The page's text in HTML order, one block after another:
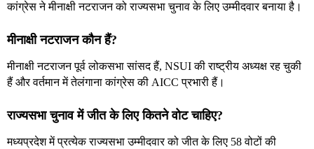
कांग्रेस ने मीनाक्षी नटराजन को राज्यसभा चुनाव के लिए उम्मीदवार बनाया है।
मीनाक्षी नटराजन कौन हैं?
मीनाक्षी नटराजन पूर्व लोकसभा सांसद हैं, NSUI की राष्ट्रीय अध्यक्ष रह चुकी
हैं और वर्तमान में तेलंगाना कांग्रेस की AICC प्रभारी हैं।
राज्यसभा चुनाव में जीत के लिए कितने वोट चाहिए?
मध्यप्रदेश में प्रत्येक राज्यसभा उम्मीदवार को जीत के लिए 58 वोटों की